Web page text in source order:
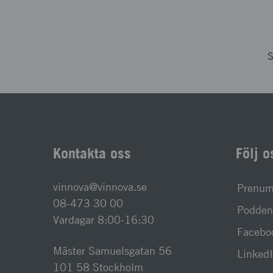
Kontakta oss
vinnova@vinnova.se
08-473 30 00
Vardagar 8:00-16:30
Mäster Samuelsgatan 56
101 58 Stockholm
Följ